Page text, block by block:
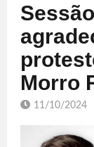
Morro
11/10/2024